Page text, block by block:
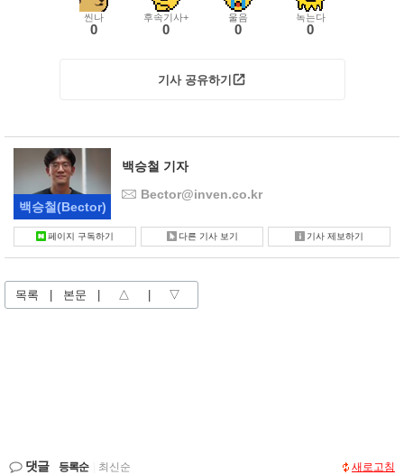
씬나
0
후속기사+
0
울음
0
녹는다
0
기사 공유하기
백승철(Bector)
백승철 기자
Bector@inven.co.kr
페이지 구독하기 다른 기사 보기 기사 제보하기
목록 본문 △ ▽
댓글 등록순 최신순 새로고침